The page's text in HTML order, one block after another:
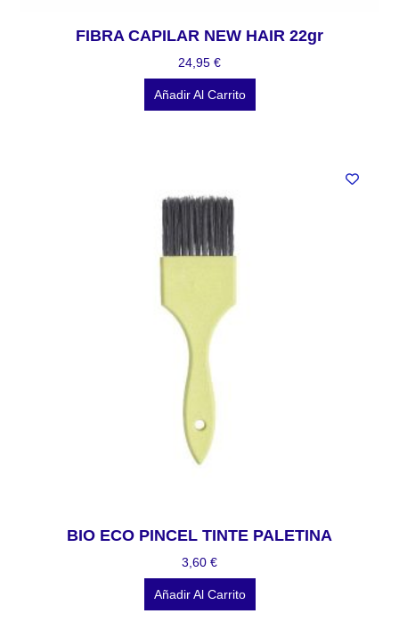
FIBRA CAPILAR NEW HAIR 22gr
24,95 €
Añadir Al Carrito
BIO ECO PINCEL TINTE PALETINA
3,60 €
Añadir Al Carrito